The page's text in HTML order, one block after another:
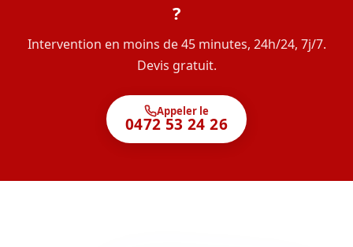
?
Intervention en moins de 45 minutes, 24h/24, 7j/7.
Devis gratuit.
Appeler le
0472 53 24 26